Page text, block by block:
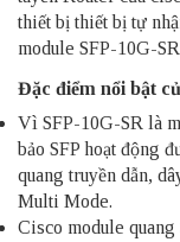
thiết bị thiết bị tự
module SFP-10G-
Đặc điểm nổi bật
Vì SFP-10G-SR​ là
bảo SFP hoạt động
quang truyền dẫn,
Multi Mode.
Cisco module